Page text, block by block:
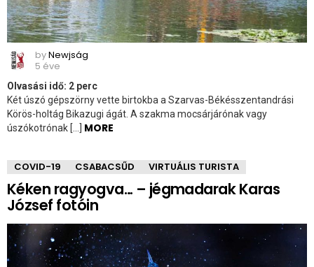
byNewjság
5 éve
Olvasási idő: 2 perc
Két úszó gépszörny vette birtokba a Szarvas-Békésszentandrási
Körös-holtág Bikazugi ágát. A szakma mocsárjárónak vagy
úszókotrónak […] MORE
COVID-19 CSABACSŰD VIRTUÁLIS TURISTA
Kéken ragyogva… – jégmadarak Karas
József fotóin